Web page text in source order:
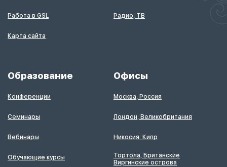
Работа в GSL
Карта сайта
Радио, ТВ
Образование
Конференции
Семинары
Вебинары
Обучающие курсы
Офисы
Москва, Россия
Лондон, Великобритания
Никосия, Кипр
Тортола, Британские
Виргинские острова